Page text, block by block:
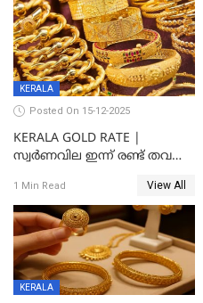
KERALA
Posted On 15-12-2025
KERALA GOLD RATE |
സ്വർണവില ഇന്ന് രണ്ട് തവണ
സർവകാല റെക്കോഡ്
1 Min Read View All
KERALA